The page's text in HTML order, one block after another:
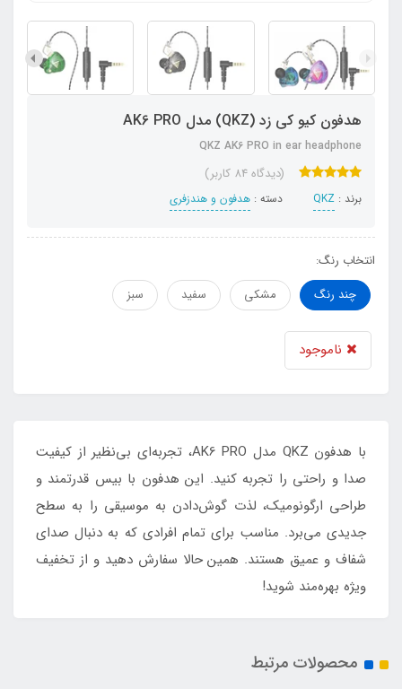
هدفون کیو کی زد (QKZ) مدل AK6 PRO
QKZ AK6 PRO in ear headphone
(دیدگاه 84 کاربر)
برند : QKZ دسته : هدفون‌ و‌ هندزفری
انتخاب رنگ:
چند رنگ
مشکی سفید سبز
ناموجود
با هدفون QKZ مدل AK6 PRO، تجربه‌ای بی‌نظیر از کیفیت
صدا و راحتی را تجربه کنید. این هدفون با بیس قدرتمند و
طراحی ارگونومیک، لذت گوش‌دادن به موسیقی را به سطح
جدیدی می‌برد. مناسب برای تمام افرادی که به دنبال صدای
شفاف و عمیق هستند. همین حالا سفارش دهید و از تخفیف
ویژه بهره‌مند شوید!
محصولات مرتبط